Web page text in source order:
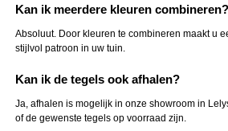
Kan ik meerdere kleuren combineren?
Absoluut. Door kleuren te combineren maakt u
stijlvol patroon in uw tuin.
Kan ik de tegels ook afhalen?
Ja, afhalen is mogelijk in onze showroom in
of de gewenste tegels op voorraad zijn.